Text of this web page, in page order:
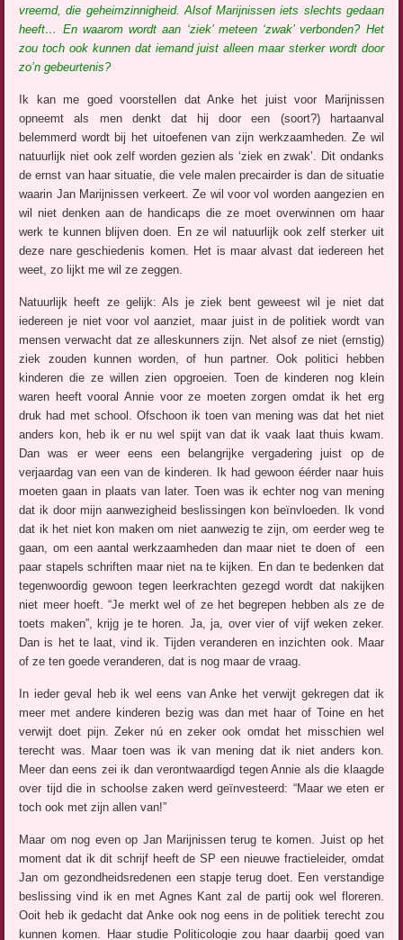
vreemd, die geheimzinnigheid. Alsof Marijnissen iets slechts gedaan
heeft… En waarom wordt aan ‘ziek’ meteen ‘zwak’ verbonden? Het
zou toch ook kunnen dat iemand juist alleen maar sterker wordt door
zo’n gebeurtenis?
Ik kan me goed voorstellen dat Anke het juist voor Marijnissen
opneemt als men denkt dat hij door een (soort?) hartaanval
belemmerd wordt bij het uitoefenen van zijn werkzaamheden. Ze wil
natuurlijk niet ook zelf worden gezien als ‘ziek en zwak’. Dit ondanks
de ernst van haar situatie, die vele malen precairder is dan de situatie
waarin Jan Marijnissen verkeert. Ze wil voor vol worden aangezien en
wil niet denken aan de handicaps die ze moet overwinnen om haar
werk te kunnen blijven doen. En ze wil natuurlijk ook zelf sterker uit
deze nare geschiedenis komen. Het is maar alvast dat iedereen het
weet, zo lijkt me wil ze zeggen.
Natuurlijk heeft ze gelijk: Als je ziek bent geweest wil je niet dat
iedereen je niet voor vol aanziet, maar juist in de politiek wordt van
mensen verwacht dat ze alleskunners zijn. Net alsof ze niet (ernstig)
ziek zouden kunnen worden, of hun partner. Ook politici hebben
kinderen die ze willen zien opgroeien. Toen de kinderen nog klein
waren heeft vooral Annie voor ze moeten zorgen omdat ik het erg
druk had met school. Ofschoon ik toen van mening was dat het niet
anders kon, heb ik er nu wel spijt van dat ik vaak laat thuis kwam.
Dan was er weer eens een belangrijke vergadering juist op de
verjaardag van een van de kinderen. Ik had gewoon éérder naar huis
moeten gaan in plaats van later. Toen was ik echter nog van mening
dat ik door mijn aanwezigheid beslissingen kon beïnvloeden. Ik vond
dat ik het niet kon maken om niet aanwezig te zijn, om eerder weg te
gaan, om een aantal werkzaamheden dan maar niet te doen of een
paar stapels schriften maar niet na te kijken. En dan te bedenken dat
tegenwoordig gewoon tegen leerkrachten gezegd wordt dat nakijken
niet meer hoeft. “Je merkt wel of ze het begrepen hebben als ze de
toets maken”, krijg je te horen. Ja, ja, over vier of vijf weken zeker.
Dan is het te laat, vind ik. Tijden veranderen en inzichten ook. Maar
of ze ten goede veranderen, dat is nog maar de vraag.
In ieder geval heb ik wel eens van Anke het verwijt gekregen dat ik
meer met andere kinderen bezig was dan met haar of Toine en het
verwijt doet pijn. Zeker nú en zeker ook omdat het misschien wel
terecht was. Maar toen was ik van mening dat ik niet anders kon.
Meer dan eens zei ik dan verontwaardigd tegen Annie als die klaagde
over tijd die in schoolse zaken werd geïnvesteerd: “Maar we eten er
toch ook met zijn allen van!”
Maar om nog even op Jan Marijnissen terug te komen. Juist op het
moment dat ik dit schrijf heeft de SP een nieuwe fractieleider, omdat
Jan om gezondheidsredenen een stapje terug doet. Een verstandige
beslissing vind ik en met Agnes Kant zal de partij ook wel floreren.
Ooit heb ik gedacht dat Anke ook nog eens in de politiek terecht zou
kunnen komen. Haar studie Politicologie zou haar daarbij goed van